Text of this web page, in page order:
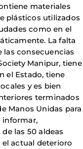
materiales
plásticos utilizados
como en el
La falta
las consecuencias
Manipur, tiene
el Estado, tiene
y es bien
terminados
Manos Unidas para
informar,
las 50 aldeas
el actual deterioro